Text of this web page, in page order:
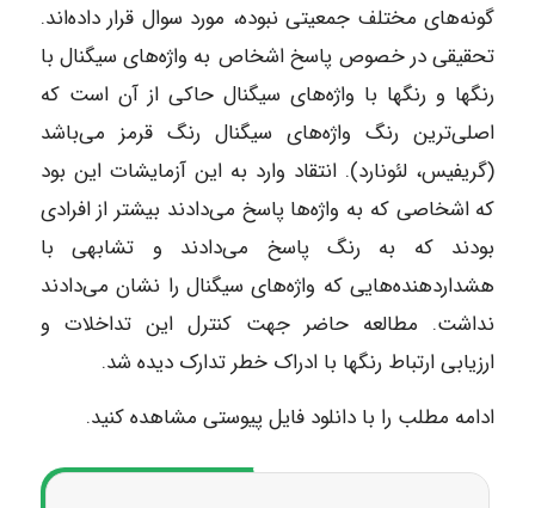
گونه‌های مختلف جمعیتی نبوده، مورد سوال قرار داده‌اند.
تحقیقی در خصوص پاسخ اشخاص به واژه‌های سیگنال با
رنگها و رنگها با واژه‌های سیگنال حاکی از آن است که
اصلی‌ترین رنگ واژه‌های سیگنال رنگ قرمز می‌باشد
(گریفیس، لئونارد). انتقاد وارد به این آزمایشات این بود
که اشخاصی که به واژه‌ها پاسخ می‌دادند بیشتر از افرادی
بودند که به رنگ پاسخ می‌دادند و تشابهی با
هشداردهنده‌هایی که واژه‌های سیگنال را نشان می‌دادند
نداشت. مطالعه حاضر جهت کنترل این تداخلات و
ارزیابی ارتباط رنگها با ادراک خطر تدارک دیده شد.
ادامه مطلب را با دانلود فایل پیوستی مشاهده کنید.